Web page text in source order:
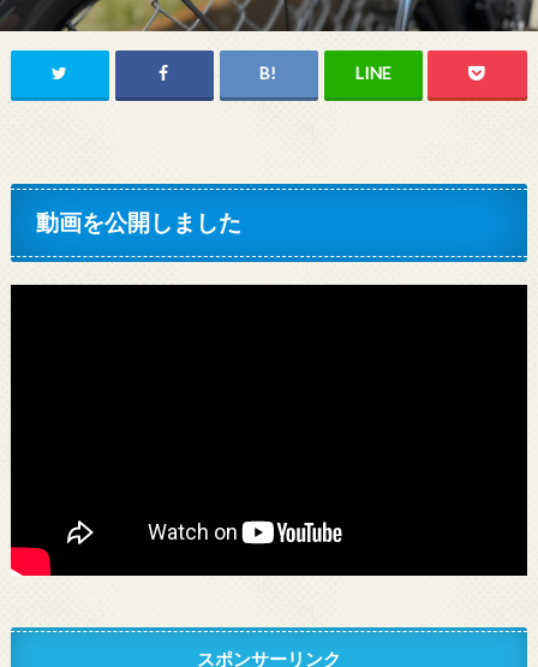
動画を公開しました
スポンサーリンク